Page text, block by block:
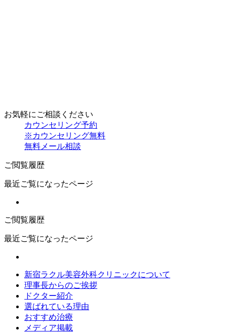
お気軽にご相談ください
カウンセリング予約
※カウンセリング無料
無料メール相談
ご閲覧履歴
最近ご覧になったページ
ご閲覧履歴
最近ご覧になったページ
新宿ラクル美容外科クリニックについて
理事長からのご挨拶
ドクター紹介
選ばれている理由
おすすめ治療
メディア掲載